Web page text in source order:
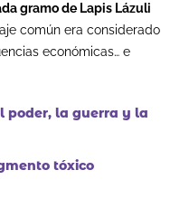
gramo de Lapis Lázuli
común era considerado
económicas… e
poder, la guerra y la
tóxico